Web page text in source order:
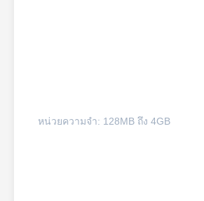
หน่วยความจำ: 128MB ถึง 4GB